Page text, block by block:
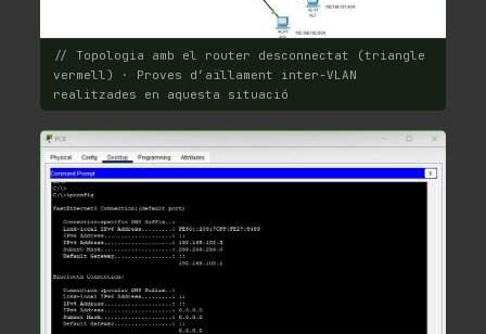
// Topologia amb el router desconnectat (triangle
vermell) · Proves d’aïllament inter-VLAN
realitzades en aquesta situació